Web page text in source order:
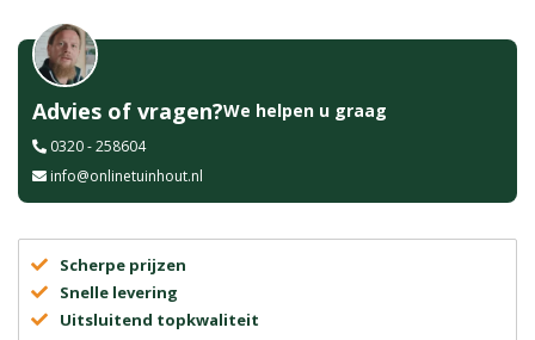
Advies of vragen?We helpen u graag
0320 - 258604
info@onlinetuinhout.nl
Scherpe prijzen
Snelle levering
Uitsluitend topkwaliteit